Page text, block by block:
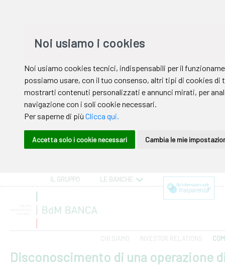
IL GRUPPO LE BANCHE
CHI SIAMO INVESTOR RELATIONS
Disconoscimento di una operazione